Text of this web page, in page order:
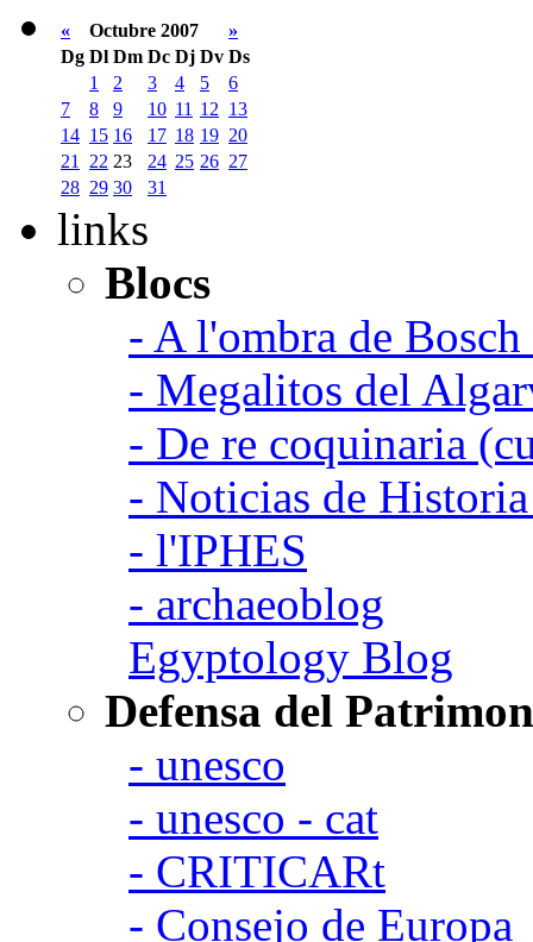
« Octubre 2007
»
Dg Dl Dm Dc Dj Dv Ds
1
2 3 4 5
6
7
8 9 10 11 12 13
14 15 16 17 18 19 20
21
22 23 24 25 26 27
28 29 30 31
links
Blocs
- A l'ombra de
- Megalitos del
- De re coquinaria
- Noticias de
- l'IPHES
- archaeoblog
Egyptology Blog
Defensa del
- unesco
- unesco - cat
- CRITICARt
- Consejo de Europa